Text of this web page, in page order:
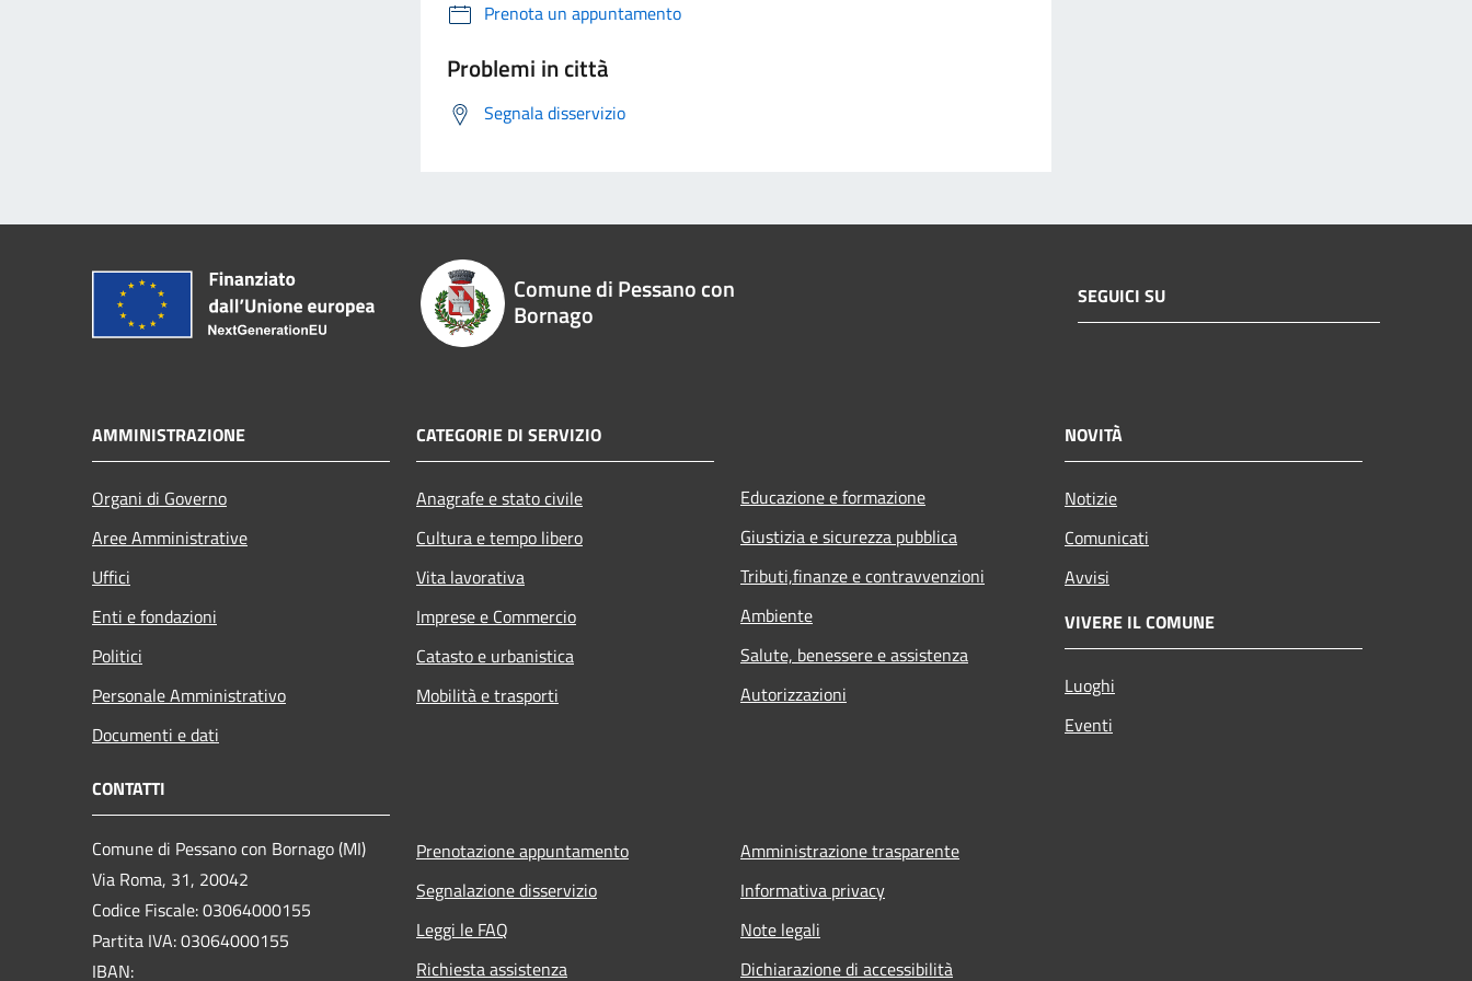
Prenota un appuntamento
Problemi in città
Segnala disservizio
Comune di Pessano con
Bornago
SEGUICI SU
AMMINISTRAZIONE
Organi di Governo
Aree Amministrative
Uffici
Enti e fondazioni
Politici
Personale Amministrativo
Documenti e dati
CATEGORIE DI SERVIZIO
Anagrafe e stato civile
Cultura e tempo libero
Vita lavorativa
Imprese e Commercio
Catasto e urbanistica
Mobilità e trasporti
Educazione e formazione
Giustizia e sicurezza pubblica
Tributi,finanze e contravvenzioni
Ambiente
Salute, benessere e assistenza
Autorizzazioni
NOVITÀ
Notizie
Comunicati
Avvisi
VIVERE IL COMUNE
Luoghi
Eventi
CONTATTI
Comune di Pessano con Bornago (MI)
Via Roma, 31, 20042
Codice Fiscale: 03064000155
Partita IVA: 03064000155
IBAN:
Prenotazione appuntamento
Segnalazione disservizio
Leggi le FAQ
Richiesta assistenza
Amministrazione trasparente
Informativa privacy
Note legali
Dichiarazione di accessibilità